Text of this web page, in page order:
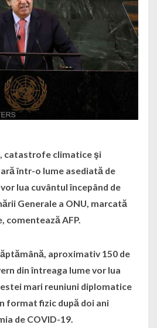
catastrofe climatice şi
într-o lume asediată de
lua cuvântul începând de
Generale a ONU, marcată
comentează AFP.
aproximativ 150 de
din întreaga lume vor lua
mari reuniuni diplomatice
format fizic după doi ani
de COVID-19.